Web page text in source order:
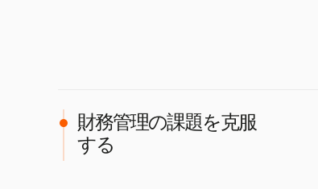
財務管理の課題を克服
する